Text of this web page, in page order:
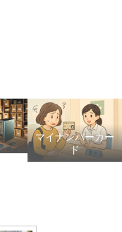
マイナンバーカー
ド